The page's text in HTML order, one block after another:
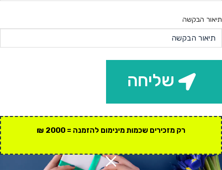
תיאור הבקשה
שליחה
רק מזכירים שכמות מינימום להזמנה = 2000 ₪